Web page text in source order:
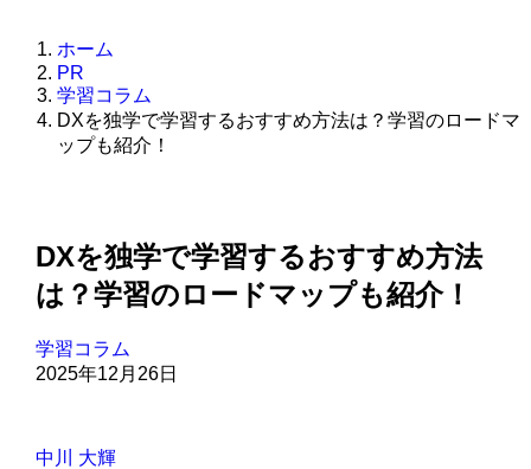
ホーム
PR
学習コラム
DXを独学で学習するおすすめ方法は？学習のロードマ
ップも紹介！
DXを独学で学習するおすすめ方法
は？学習のロードマップも紹介！
学習コラム
2025年12月26日
中川 大輝